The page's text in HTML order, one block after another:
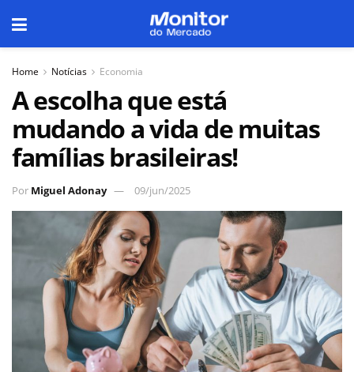
Home Notícias Economia
A escolha que está
mudando a vida de muitas
famílias brasileiras!
Por Miguel Adonay 09/jun/2025